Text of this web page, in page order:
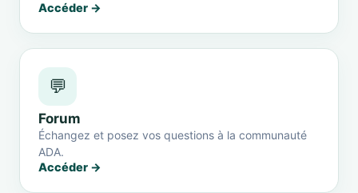
Accéder →
💬
Forum
Échangez et posez vos questions à la communauté
ADA.
Accéder →